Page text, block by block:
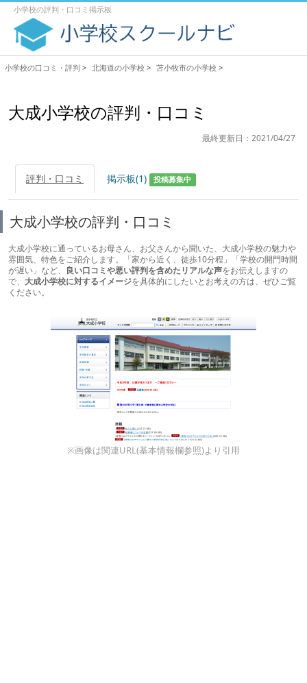
小学校の評判・口コミ掲示板
小学校の口コミ・評判 > 北海道の小学校 > 苫小牧市の小学校 >
大成小学校の評判・口コミ
最終更新日：2021/04/27
評判・口コミ 掲示板(1) 投稿募集中
大成小学校の評判・口コミ
大成小学校に通っているお母さん、お父さんから聞いた、大成小学校の魅力や
雰囲気、特色をご紹介します。「家から近く、徒歩10分程」「学校の開門時間
が遅い」など、
良い口コミや悪い評判を含めたリアルな声をお伝えしますの
で、 大成小学校に対するイメージを具体的にしたいとお考えの方は、ぜひご覧
ください。
※画像は関連URL(基本情報欄参照)より引用